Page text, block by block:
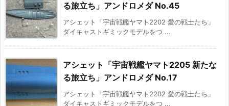
る旅立ち」アンドロメダ No.45
アシェット「宇宙戦艦ヤマト2202 愛の戦士たち」
ダイキャストギミックモデルをつ ...
アシェット「宇宙戦艦ヤマト2205 新たな
る旅立ち」アンドロメダ No.17
アシェット「宇宙戦艦ヤマト2202 愛の戦士たち」
ダイキャストギミックモデルをつ ...